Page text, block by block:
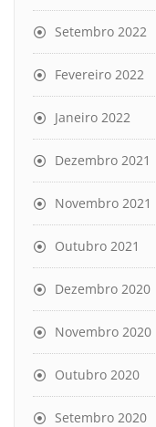
Setembro 2022
Fevereiro 2022
Janeiro 2022
Dezembro 2021
Novembro 2021
Outubro 2021
Dezembro 2020
Novembro 2020
Outubro 2020
Setembro 2020